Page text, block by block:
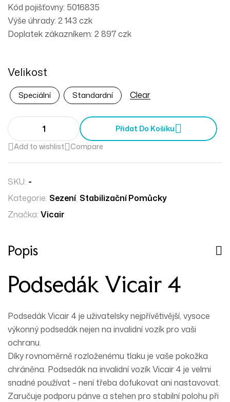
Kód pojišťovny: 5016835
Výše úhrady: 2 143 czk
Doplatek zákazníkem: 2 897 czk
Velikost
Speciální Standardní Clear
Přidat Do Košíku
Add to wishlist
Compare
SKU: -
Kategorie: Sezení, Stabilizační Pomůcky
Značka: Vicair
Popis
Podsedák Vicair 4
Podsedák Vicair 4 je uživatelsky nejpřívětivější, vysoce
výkonný podsedák nejen na invalidní vozík pro vaši
ochranu.
Díky rovnoměrně rozloženému tlaku je vaše pokožka
chráněna. Podsedák na invalidní vozík Vicair 4 je velmi
snadné používat – není třeba dofukovat ani nastavovat.
Zaručuje podporu pánve a stehen pro stabilní polohu při